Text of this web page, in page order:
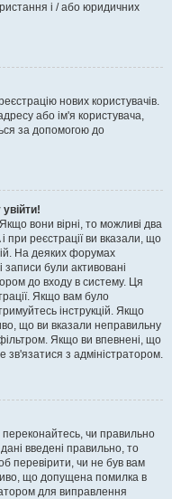
і / або юридичних
нових користувачів.
або ім'я користувача,
за допомогою до
вони вірні, то можливі два
при реєстрації ви вказали, що
На деяких форумах
записи були активовані
до входу в систему. Ця
Якщо вам було
інструкцій. Якщо
що ви вказали неправильну
Якщо ви впевнені, що
з адміністратором.
переконайтесь, чи правильно
введені правильно, то
перевірити, чи не був вам
що допущена помилка в
для виправлення